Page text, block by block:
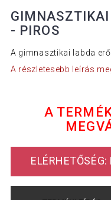
- PIROS
A gimnasztikai labda
A részletesebb leírás
A